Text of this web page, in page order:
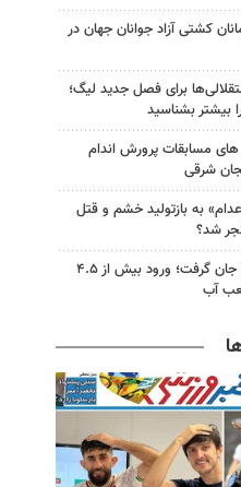
کشتی آزاد جوانان جهان در
برای فصل جدید لیگ؛
های مسابقات پرورش اندام
شرقی
به بازتولید خشم و قتل
شد؟
دریاچه ارومیه جان گرفت؛ ورود بیش از ۴.۵
آب